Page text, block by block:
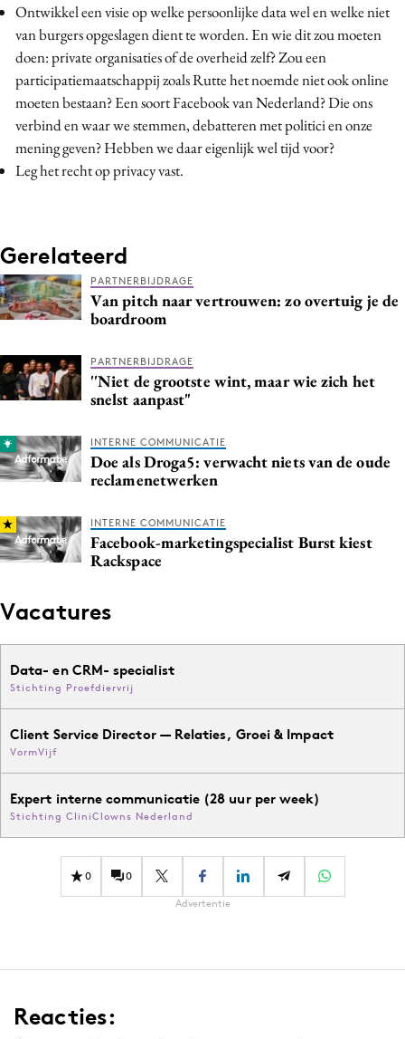
Ontwikkel een visie op welke persoonlijke data wel en welke niet
van burgers opgeslagen dient te worden. En wie dit zou moeten
doen: private organisaties of de overheid zelf? Zou een
participatiemaatschappij zoals Rutte het noemde niet ook online
moeten bestaan? Een soort Facebook van Nederland? Die ons
verbind en waar we stemmen, debatteren met politici en onze
mening geven? Hebben we daar eigenlijk wel tijd voor?
Leg het recht op privacy vast.
Gerelateerd
PARTNERBIJDRAGE
Van pitch naar vertrouwen: zo overtuig je de
boardroom
PARTNERBIJDRAGE
''Niet de grootste wint, maar wie zich het
snelst aanpast"
INTERNE COMMUNICATIE
Doe als Droga5: verwacht niets van de oude
reclamenetwerken
INTERNE COMMUNICATIE
Facebook-marketingspecialist Burst kiest
Rackspace
Vacatures
Data- en CRM- specialist
Stichting Proefdiervrij
Client Service Director — Relaties, Groei & Impact
VormVijf
Expert interne communicatie (28 uur per week)
Stichting CliniClowns Nederland
0 0
Advertentie
Reacties: